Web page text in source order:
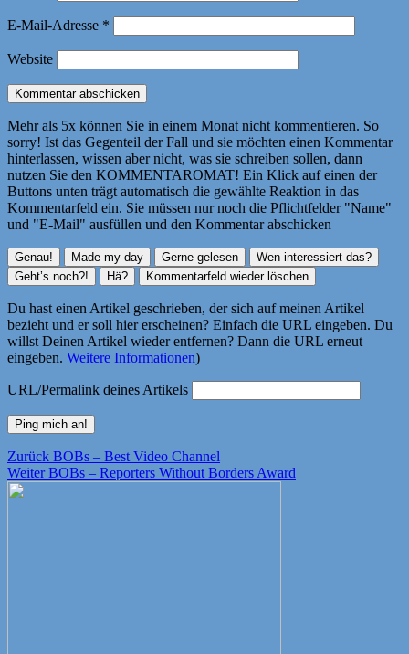
E-Mail-Adresse *
Website
Mehr als 5x können Sie in einem Monat nicht kommentieren. So
sorry! Ist das Gegenteil der Fall und sie möchten einen Kommentar
hinterlassen, wissen aber nicht, was sie schreiben sollen, dann
nutzen Sie den KOMMENTAROMAT! Ein Klick auf einen der
Buttons unten trägt automatisch die gewählte Reaktion in das
Kommentarfeld ein. Sie müssen nur noch die Pflichtfelder "Name"
und "E-Mail" ausfüllen und den Kommentar abschicken
Du hast einen Artikel geschrieben, der sich auf meinen Artikel
bezieht und er soll hier erscheinen? Einfach die URL eingeben. Du
willst Deinen Artikel wieder entfernen? Dann die URL erneut
eingeben. Weitere Informationen)
URL/Permalink deines Artikels
Beitragsnavigation
Zurück Vorheriger
Beitrag:
BOBs – Best Video Channel
Weiter Nächster
BOBs – Reporters Without Borders Award